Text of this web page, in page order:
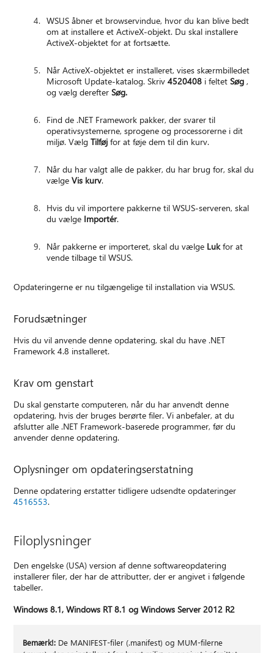
WSUS åbner et browservindue, hvor du kan blive bedt
om at installere et ActiveX-objekt. Du skal installere
ActiveX-objektet for at fortsætte.
Når ActiveX-objektet er installeret, vises skærmbilledet
Microsoft Update-katalog. Skriv4520408 i feltetSøg ,
og vælg derefterSøg.
Find de .NET Framework pakker, der svarer til
operativsystemerne, sprogene og processorerne i dit
miljø. VælgTilføj for at føje dem til din kurv.
Når du har valgt alle de pakker, du har brug for, skal du
vælgeVis kurv.
Hvis du vil importere pakkerne til WSUS-serveren, skal
du vælge Importér.
Når pakkerne er importeret, skal du vælge Lukfor at
vende tilbage til WSUS.
Opdateringerne er nu tilgængelige til installation via WSUS.
Forudsætninger
Hvis du vil anvende denne opdatering, skal du have .NET
Framework 4.8 installeret.
Krav om genstart
Du skal genstarte computeren, når du har anvendt denne
opdatering, hvis der bruges berørte filer. Vi anbefaler, at du
afslutter alle .NET Framework-baserede programmer, før du
anvender denne opdatering.
Oplysninger om opdateringserstatning
Denne opdatering erstatter tidligere udsendte opdateringer
4516553.
Filoplysninger
Den engelske (USA) version af denne softwareopdatering
installerer filer, der har de attributter, der er angivet i følgende
tabeller.
Windows 8.1, Windows RT 8.1 og Windows Server 2012 R2
Bemærk!: De MANIFEST-filer (.manifest) og MUM-filerne